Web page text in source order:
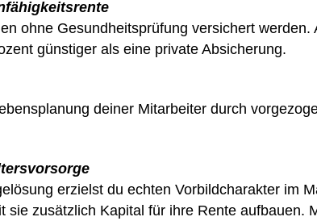
ohne Gesundheitsprüfung versichert werden.
günstiger als eine private Absicherung.
deiner Mitarbeiter durch
erzielst du echten Vorbildcharakter im
sie zusätzlich Kapital für ihre Rente aufbauen.